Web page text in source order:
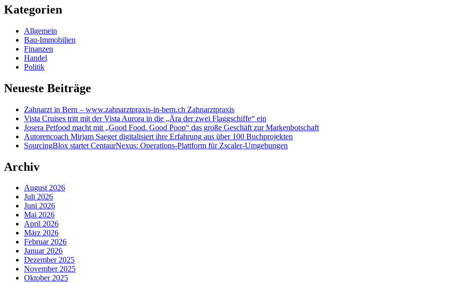
Kategorien
Allgemein
Bau-Immobilien
Finanzen
Handel
Politik
Neueste Beiträge
Zahnarzt in Bern – www.zahnarztpraxis-in-bern.ch Zahnarztpraxis
Vista Cruises tritt mit der Vista Aurora in die „Ära der zwei Flaggschiffe“ ein
Josera Petfood macht mit „Good Food. Good Poop“ das große Geschäft zur Markenbotschaft
Autorencoach Mirjam Saeger digitalisiert ihre Erfahrung aus über 100 Buchprojekten
SourcingBlox startet CentaurNexus: Operations-Plattform für Zscaler-Umgebungen
Archiv
August 2026
Juli 2026
Juni 2026
Mai 2026
April 2026
März 2026
Februar 2026
Januar 2026
Dezember 2025
November 2025
Oktober 2025